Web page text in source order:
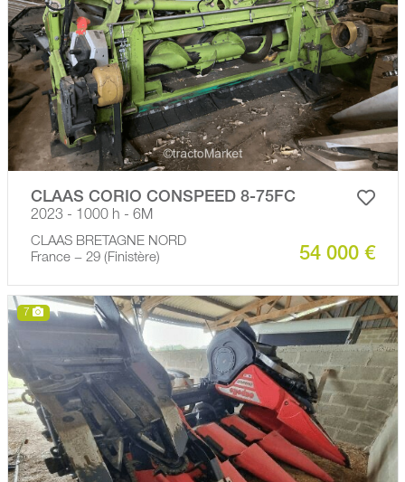
CLAAS CORIO CONSPEED 8-75FC
2023 - 1000 h - 6M
CLAAS BRETAGNE NORD
France − 29 (Finistère)
54 000 €
7